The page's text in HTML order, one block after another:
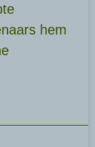
hem